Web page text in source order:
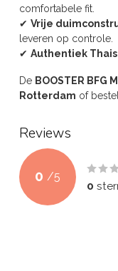
comfortabele fit.
✔ Vrije
leveren op controle.
✔ Authentiek
De BOOSTER BFG
Rotterdam of
Reviews
0 /5
0